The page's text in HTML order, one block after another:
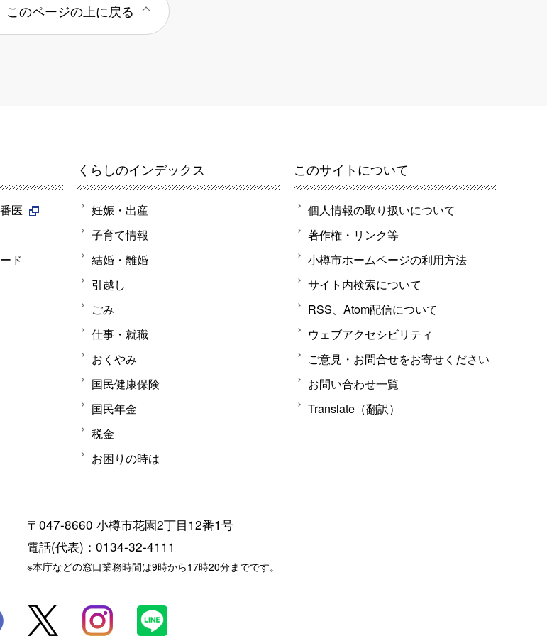
このページの上に戻る
医
ド
くらしのインデックス
妊娠・出産
子育て情報
結婚・離婚
引越し
ごみ
仕事・就職
おくやみ
国民健康保険
国民年金
税金
お困りの時は
このサイトについて
個人情報の取り扱いについて
著作権・リンク等
小樽市ホームページの利用方法
サイト内検索について
RSS、Atom配信について
ウェブアクセシビリティ
ご意見・お問合せをお寄せください
お問い合わせ一覧
Translate（翻訳）
〒047-8660 小樽市花園2丁目12番1号
電話(代表)：0134-32-4111
※本庁などの窓口業務時間は9時から17時20分までです。